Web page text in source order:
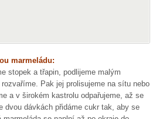
marmeládu:
stopek a třapin, podlijeme malým
Pak jej prolisujeme na sítu nebo
a v širokém kastrolu odpařujeme, až se
dvou dávkách přidáme cukr tak, aby se